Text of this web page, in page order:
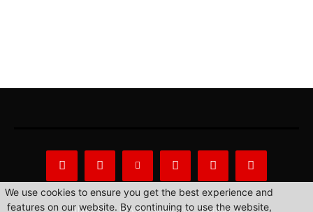
We use cookies to ensure you get the best experience and
features on our website. By continuing to use the website,